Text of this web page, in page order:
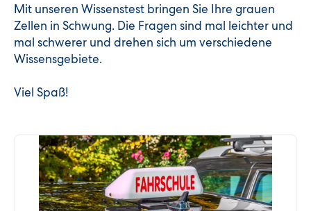
Mit unseren Wissenstest bringen Sie Ihre grauen
Zellen in Schwung. Die Fragen sind mal leichter und
mal schwerer und drehen sich um verschiedene
Wissensgebiete.
Viel Spaß!